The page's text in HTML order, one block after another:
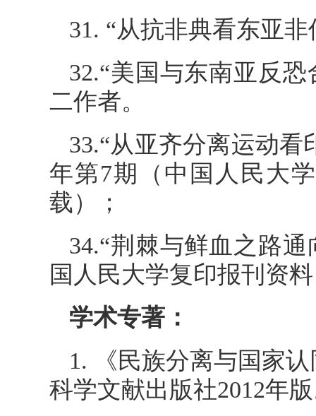
31. “从抗非典看东亚
32.“美国与东南亚反
二作者。
33.“从亚齐分离运动看
年第7期（中国人民大
载）；
34.“荆棘与鲜血之路
国人民大学复印报刊资
学术专著：
1. 《民族分离与国家
科学文献出版社2012年